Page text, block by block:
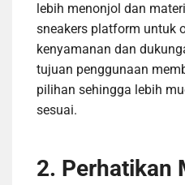
lebih menonjol dan
sneakers platform untuk
kenyamanan dan
tujuan penggunaan
pilihan sehingga lebih
sesuai.
2. Perhatikan